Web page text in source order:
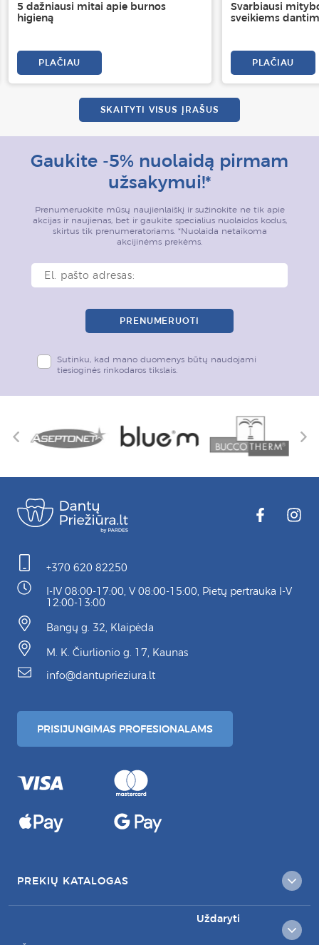
Uždaryti
5 dažniausi mitai apie burnos
higieną
PLAČIAU
Svarbiausi
sveikiems
PLAČIAU
SKAITYTI VISUS ĮRAŠUS
Gaukite -5% nuolaidą pirmam
užsakymui!*
Prenumeruokite mūsų naujienlaiškį ir sužinokite ne tik apie
akcijas ir naujienas, bet ir gaukite specialius nuolaidos kodus,
skirtus tik prenumeratoriams. *Nuolaida netaikoma
akcijinėms prekėms.
PRENUMERUOTI
Sutinku, kad mano duomenys būtų naudojami
tiesioginės rinkodaros tikslais.
+370 620 82250
I-IV 08:00-17:00, V 08:00-15:00, Pietų pertrauka I-V
12:00-13:00
Bangų g. 32, Klaipėda
M. K. Čiurlionio g. 17, Kaunas
info@dantuprieziura.lt
PRISIJUNGIMAS PROFESIONALAMS
PREKIŲ KATALOGAS